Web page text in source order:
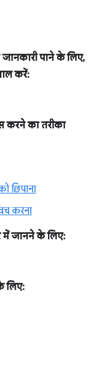
पाने के लिए,
करें:
करने का तरीका
छिपाना
करना
में जानने के लिए:
लिए: